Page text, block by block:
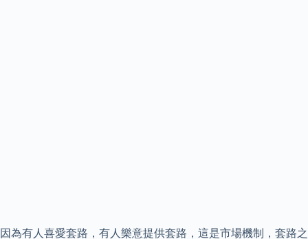
因為有人喜愛套路，有人樂意提供套路，這是市場機制，套路之